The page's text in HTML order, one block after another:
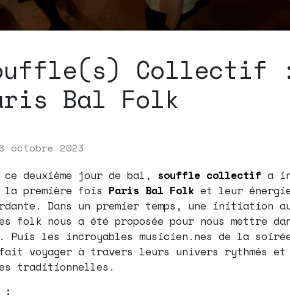
Collectif
Bal Folk
octobre 2023
ce deuxième jour de bal, souffle collectif a
la première fois Paris Bal Folk et leur
Dans un premier temps, une initiation
folk nous a été proposée pour nous mettre
Puis les incroyables musicien.nes de la
voyager à travers leurs univers rythmés
traditionnelles.
: